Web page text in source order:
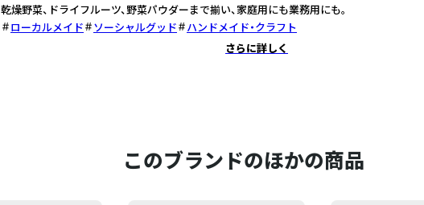
乾燥野菜、ドライフルーツ、野菜パウダーまで揃い、家庭用にも業務用にも。
ローカルメイド
ソーシャルグッド
ハンドメイド・クラフト
さらに詳しく
このブランドのほかの商品